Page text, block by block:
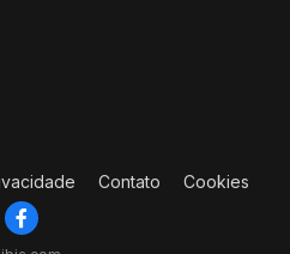
Contato Cookies